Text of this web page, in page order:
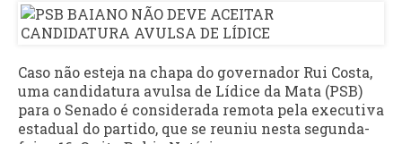
Caso não esteja na chapa do governador Rui Costa,
uma candidatura avulsa de Lídice da Mata (PSB)
para o Senado é considerada remota pela executiva
estadual do partido, que se reuniu nesta segunda-